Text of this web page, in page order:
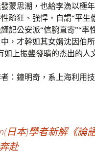
蒙思潮，也給李漁以極
疏狂、強悍，自謂“平
記公安派“信腕直寄”“率
，才幹如其女婿沈因伯
如上振聾發聵的杰出的人
者：鐘明奇，系上海利用
日本)學者新解《論
赴